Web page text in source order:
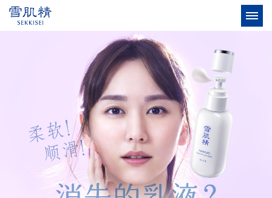
消失的乳液？
Q&A